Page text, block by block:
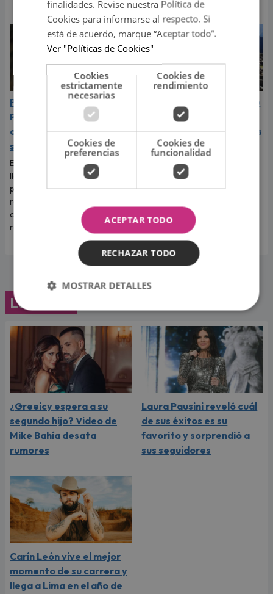
Papa León XIV visitará
Perú en noviembre 2026:
cuándo llegará y cuál es
su recorrido
El líder de la Iglesia católica
llegará en noviembre de 2026
para compartir actividades
religiosas y encuentros con
comunidades de distintas
regiones.
Feriados de agosto 2026
en Perú: ¿cuáles son los
días libres y no laborables
de este mes?
Muchas personas están
pendientes de los próximos
días de descanso para
momentos especiales con sus
familiares y seres queridos.
Lo último
¿Greeicy espera a su
segundo hijo? Video de
Mike Bahía desata
rumores
Laura Pausini reveló cuál
de sus éxitos es su
favorito y sorprendió a
sus seguidores
Carín León vive el mejor
momento de su carrera y
llega a Lima en el año de
finalidades. Revise nuestra Política de
Cookies para informarse al respecto. Si
está de acuerdo, marque “Aceptar todo”.
Ver "Políticas de Cookies"
Cookies
estrictamente
necesarias
Cookies de
rendimiento
Cookies de
preferencias
Cookies de
funcionalidad
ACEPTAR TODO
RECHAZAR TODO
MOSTRAR DETALLES